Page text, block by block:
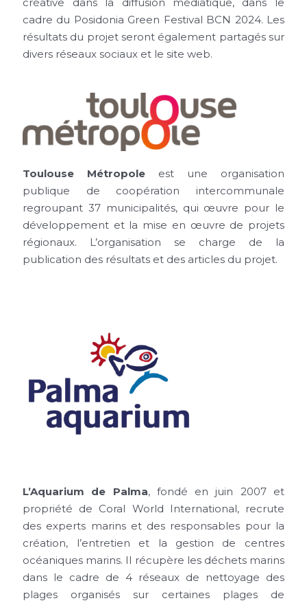
cadre du Posidonia Green Festival BCN 2024. Les
résultats du projet seront également partagés sur
divers réseaux sociaux et le site web.
Toulouse Métropole est une organisation
publique de coopération intercommunale
regroupant 37 municipalités, qui œuvre pour le
développement et la mise en œuvre de projets
régionaux. L’organisation se charge de la
publication des résultats et des articles du projet.
L’Aquarium de Palma, fondé en juin 2007 et
propriété de Coral World International, recrute
des experts marins et des responsables pour la
création, l’entretien et la gestion de centres
océaniques marins. Il récupère les déchets marins
dans le cadre de 4 réseaux de nettoyage des
plages organisés sur certaines plages de